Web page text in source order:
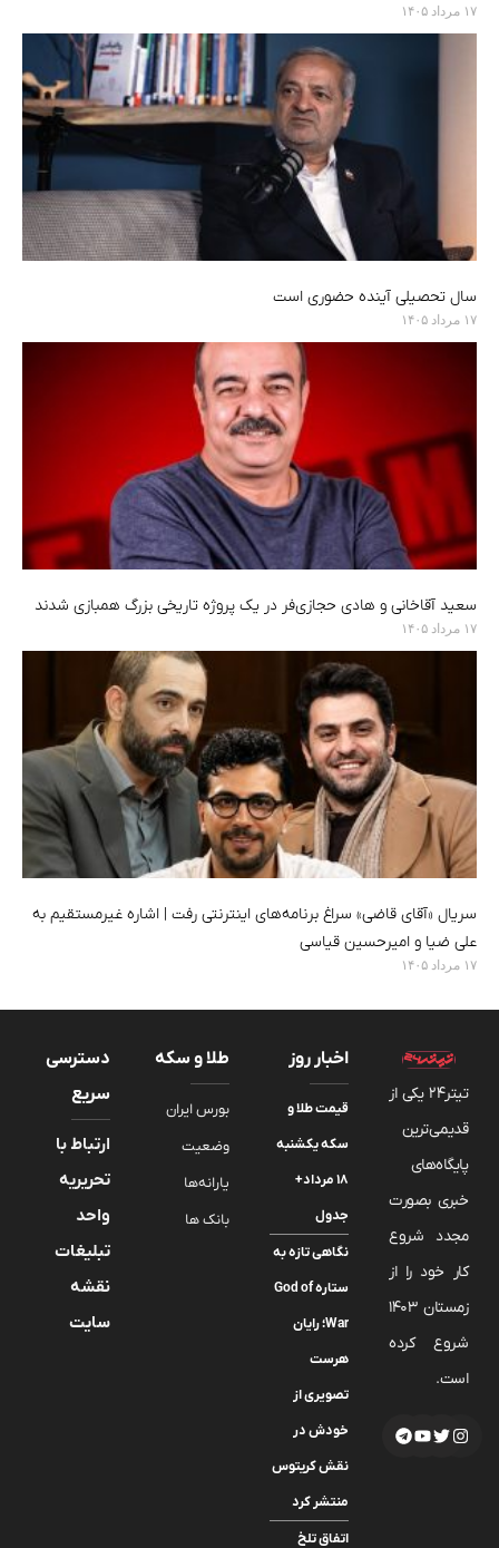
۱۷ مرداد ۱۴۰۵
سال تحصیلی آینده حضوری است
۱۷ مرداد ۱۴۰۵
سعید آقاخانی و هادی حجازی‌فر در یک پروژه تاریخی بزرگ همبازی شدند
۱۷ مرداد ۱۴۰۵
سریال «آقای قاضی» سراغ برنامه‌های اینترنتی رفت | اشاره غیرمستقیم به
علی ضیا و امیرحسین قیاسی
۱۷ مرداد ۱۴۰۵
تیتر24 یکی از
قدیمی‌ترین
پایگاه‌های
خبری بصورت
مجدد شروع
کار خود را از
زمستان 1403
شروع کرده
است.
اخبار روز
قیمت طلا و
سکه یکشنبه
۱۸ مرداد+
جدول
نگاهی تازه به
ستاره God of
War؛ رایان
هرست
تصویری از
خودش در
نقش کریتوس
منتشر کرد
اتفاق تلخ
طلا و سکه
بورس ایران
وضعیت
یارانه‌ها
بانک ها
دسترسی
سریع
ارتباط با
تحریریه
واحد
تبلیغات
نقشه
سایت